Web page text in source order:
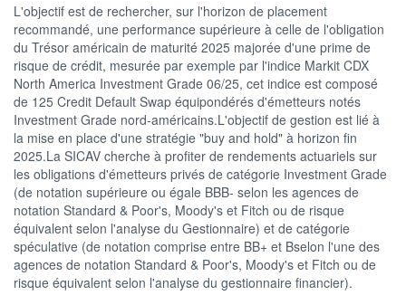
120
125
CATÉGORIE MORNINGSTAR
Obligations à échéance
FONDS PARTENAIRES
TARIFS PRIVILÉGIÉS 0%
ÉLIGIBILITÉ
PEA PEA-PME BOURSOVIE LUX
BOURSOVIE
CTO BUSINESS
Non éligible Boursobank
L'objectif est de rechercher, sur l'horizon de placement
recommandé, une performance supérieure à celle de l'obligation
du Trésor américain de maturité 2025 majorée d'une prime de
risque de crédit, mesurée par exemple par l'indice Markit CDX
North America Investment Grade 06/25, cet indice est composé
de 125 Credit Default Swap équipondérés d'émetteurs notés
Investment Grade nord-américains.L'objectif de gestion est lié à
la mise en place d'une stratégie "buy and hold" à horizon fin
2025.La SICAV cherche à profiter de rendements actuariels sur
les obligations d'émetteurs privés de catégorie Investment Grade
(de notation supérieure ou égale BBB- selon les agences de
notation Standard & Poor's, Moody's et Fitch ou de risque
équivalent selon l'analyse du Gestionnaire) et de catégorie
spéculative (de notation comprise entre BB+ et Bselon l'une des
agences de notation Standard & Poor's, Moody's et Fitch ou de
risque équivalent selon l'analyse du gestionnaire financier).